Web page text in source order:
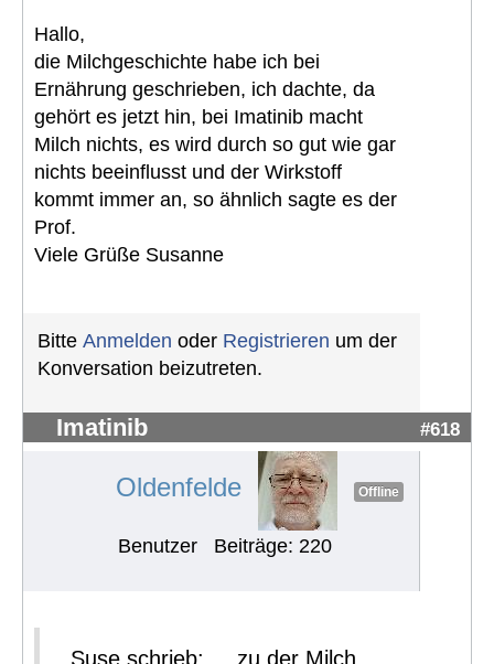
Hallo,
die Milchgeschichte habe ich bei
Ernährung geschrieben, ich dachte, da
gehört es jetzt hin, bei Imatinib macht
Milch nichts, es wird durch so gut wie gar
nichts beeinflusst und der Wirkstoff
kommt immer an, so ähnlich sagte es der
Prof.
Viele Grüße Susanne
Bitte Anmelden oder Registrieren um der
Konversation beizutreten.
Imatinib #618
Oldenfelde Offline
Benutzer Beiträge: 220
Suse schrieb: ... zu der Milch